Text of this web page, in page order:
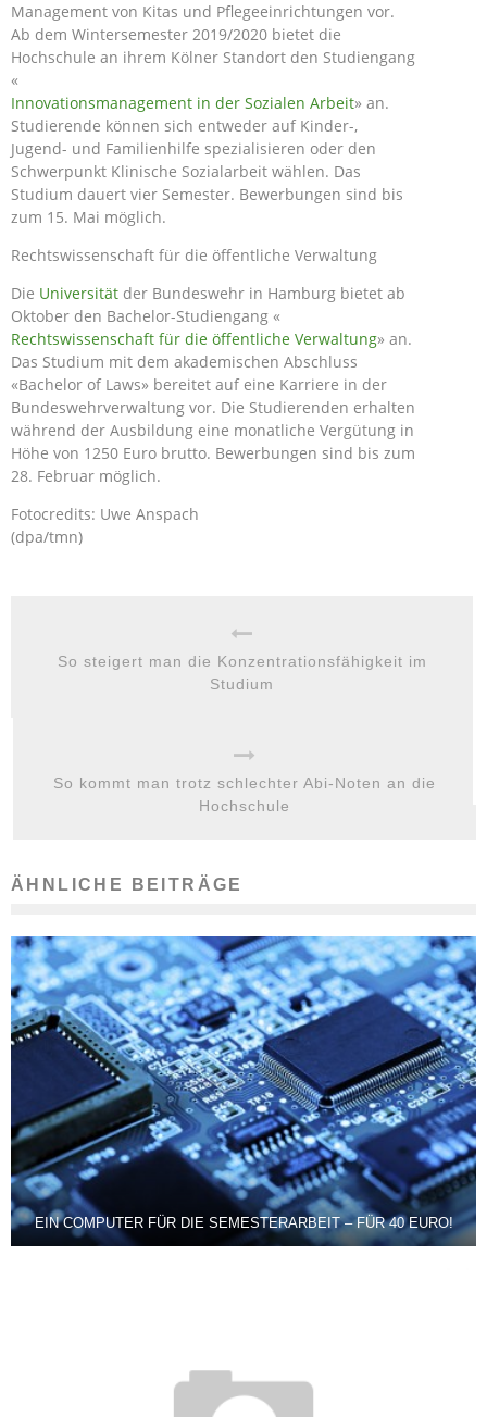
Management von Kitas und Pflegeeinrichtungen vor.
Ab dem Wintersemester 2019/2020 bietet die
Hochschule an ihrem Kölner Standort den Studiengang
«
Innovationsmanagement in der Sozialen Arbeit» an.
Studierende können sich entweder auf Kinder-,
Jugend- und Familienhilfe spezialisieren oder den
Schwerpunkt Klinische Sozialarbeit wählen. Das
Studium dauert vier Semester. Bewerbungen sind bis
zum 15. Mai möglich.
Rechtswissenschaft für die öffentliche Verwaltung
Die Universität der Bundeswehr in Hamburg bietet ab
Oktober den Bachelor-Studiengang «
Rechtswissenschaft für die öffentliche Verwaltung» an.
Das Studium mit dem akademischen Abschluss
«Bachelor of Laws» bereitet auf eine Karriere in der
Bundeswehrverwaltung vor. Die Studierenden erhalten
während der Ausbildung eine monatliche Vergütung in
Höhe von 1250 Euro brutto. Bewerbungen sind bis zum
28. Februar möglich.
Fotocredits: Uwe Anspach
(dpa/tmn)
So steigert man die Konzentrationsfähigkeit im
Studium
So kommt man trotz schlechter Abi-Noten an die
Hochschule
ÄHNLICHE BEITRÄGE
EIN COMPUTER FÜR DIE SEMESTERARBEIT – FÜR 40 EURO!